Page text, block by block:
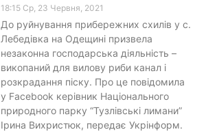
18:15 Ср, 23 Червня, 2021
До руйнування прибережних схилів у с.
Лебедівка на Одещині призвела
незаконна господарська діяльність –
викопаний для вилову риби канал і
розкрадання піску. Про це повідомила
у Facebook керівник Національного
природного парку “Тузлівські лимани”
Ірина Вихристюк, передає Укрінформ.